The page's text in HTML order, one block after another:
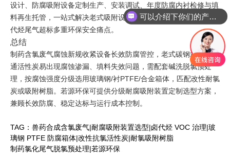
设计、防腐吸附设备定制生产、安装调试、年度防腐内衬检修与填
料再生托管，一站式解决老式吸附设备腐蚀穿孔、吸附剂粉化、卤
代烃尾气超标多重环保安全痛点。
总结
制药含氯废气腐蚀新规收紧设备长效防腐管控，老式碳钢箱体、普
通活性炭易出现腐蚀渗漏、填料失效问题，需配套碱洗脱氯预处
理，按腐蚀强度分级选用玻璃钢/衬PTFE/合金箱体，匹配改性耐氯
炭或吸附树脂。若源环保可提供分级耐腐吸附装置定制选型方案，
兼顾长效防腐、稳定达标与运行成本控制。
TAG： 兽药合成含氯废气|耐腐吸附装置选型|卤代烃 VOC 治理|玻
璃钢 PTFE 防腐箱体|改性抗氯活性炭|耐氯吸附树脂
制药氯化尾气脱氯预处理|若源环保
可以介绍下你们的产品么